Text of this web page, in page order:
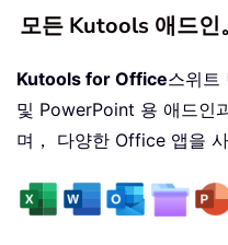
모든 Kutools 애드인
Kutools for Office스위트
및 PowerPoint 용 애드인
며， 다양한 Office 앱을